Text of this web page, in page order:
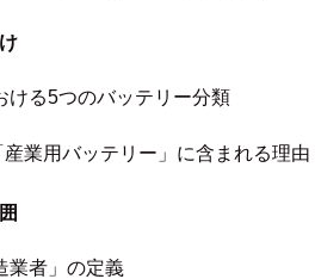
5つのバッテリー分類
用バッテリー」に含まれる理由
者」の定義